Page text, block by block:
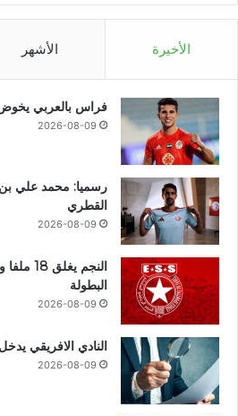
الأخيرة الأشهر
فراس بالعربي يخوض
2026-08-09
رسميا: محمد علي
القطري
2026-08-09
النجم
البطولة
2026-08-09
النادي الافريقي
2026-08-09